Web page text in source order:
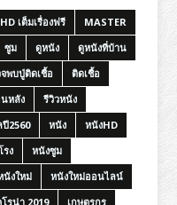
HD เต็มเรื่องฟรี
MASTER
ซูม ดูหนัง
ดูหนังที่บ้าน
พบปู่ติดเชื้อ
ติดเชื้อ
หลัง
รีวิวหนัง
2560 หนัง
หนังHD
ง
หนังซูม
นังใหม่
หนังใหม่ออนไลน์
รน่า 2019
เกษตรกร